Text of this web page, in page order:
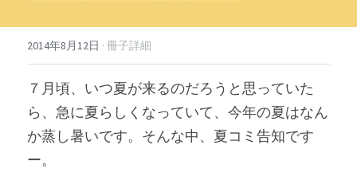
2014年8月12日 · 冊子詳細
７月頃、いつ夏が来るのだろうと思っていた
ら、急に夏らしくなっていて、今年の夏はなん
か蒸し暑いです。そんな中、夏コミ告知です
ー。